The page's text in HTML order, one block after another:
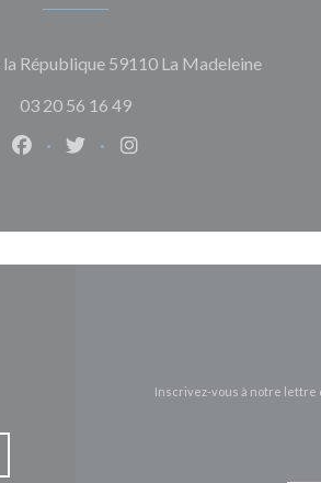
la République 59110 La Madeleine((ouvre
03 20 56 16 49
Facebook ((ouvre une nouvelle
Twitter ((ouvre une
Instagram ((ouvre
Inscrivez-vous à notre